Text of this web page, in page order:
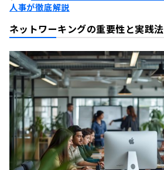
人事が徹底解説
ネットワーキングの重要性と実践法